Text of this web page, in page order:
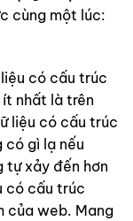
cùng một lúc:
có cấu trúc
nhất là trên
liệu có cấu trúc
có gì lạ nếu
tự xảy đến hơn
có cấu trúc
của web. Mang